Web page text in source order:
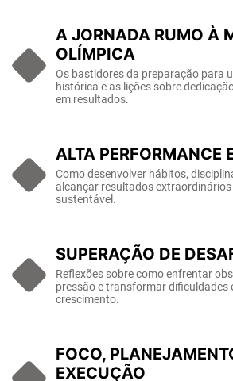
A JORNADA RUMO À
OLÍMPICA
Os bastidores da preparação para
histórica e as lições sobre
em resultados.
ALTA PERFORMANCE
Como desenvolver hábitos,
alcançar resultados
sustentável.
SUPERAÇÃO DE
Reflexões sobre como enfrentar
pressão e transformar dificuldades
crescimento.
FOCO,
EXECUÇÃO